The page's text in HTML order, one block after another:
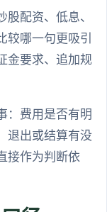
配资、低息、
较哪一句更吸引
金要求、追加规
：费用是否有明
退出或结算有没
接作为判断依